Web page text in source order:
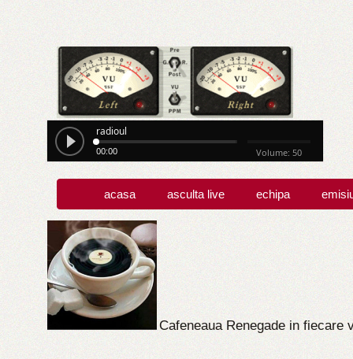
radioul
00:00 Volume: 50
acasa asculta live echipa
Cafeneaua Renegade in fiecare